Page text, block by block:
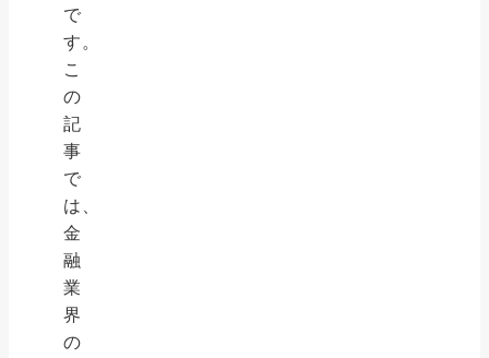
で
す。
こ
の
記
事
で
は、
金
融
業
界
の